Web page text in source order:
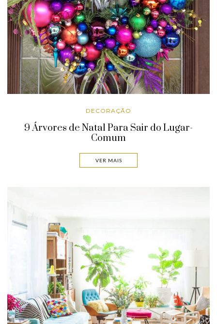
DECORAÇÃO
9 Árvores de Natal Para Sair do Lugar-
Comum
VER MAIS